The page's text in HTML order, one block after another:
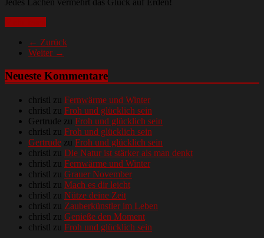
Jedes Lachen vermehrt das Glück auf Erden!
← Zurück
Weiter →
Neueste Kommentare
christl zu Fernwärme und Winter
christl zu Froh und glücklich sein
Gertrude zu Froh und glücklich sein
christl zu Froh und glücklich sein
Gertrude zu Froh und glücklich sein
christl zu Die Natur ist stärker als man denkt
christl zu Fernwärme und Winter
christl zu Grauer November
christl zu Mach es dir leicht
christl zu Nütze deine Zeit
christl zu Zauberkünstler im Leben
christl zu Genieße den Moment
christl zu Froh und glücklich sein